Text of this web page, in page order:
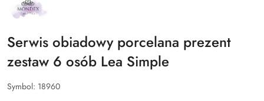
PRODUCENTA:
MONDEX
Serwis obiadowy porcelana prezent
zestaw 6 osób Lea Simple
Symbol: 18960